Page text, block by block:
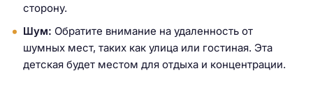
сторону.
Шум: Обратите внимание на удаленность от
шумных мест, таких как улица или гостиная. Эта
детская будет местом для отдыха и концентрации.